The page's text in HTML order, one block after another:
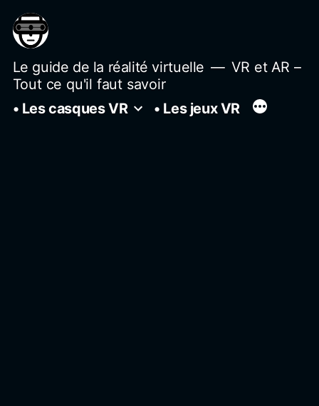
au
contenu
Le guide de la réalité virtuelle
VR et AR –
Tout ce qu'il faut savoir
• Les casques VR
• Les jeux VR